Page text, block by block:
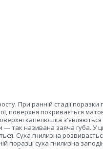
При ранній стадії поразки
поверхня покривається
капелюшка з'являються
— так називана заяча губа. У
Суха гнилизна
поразці суха гнилизна